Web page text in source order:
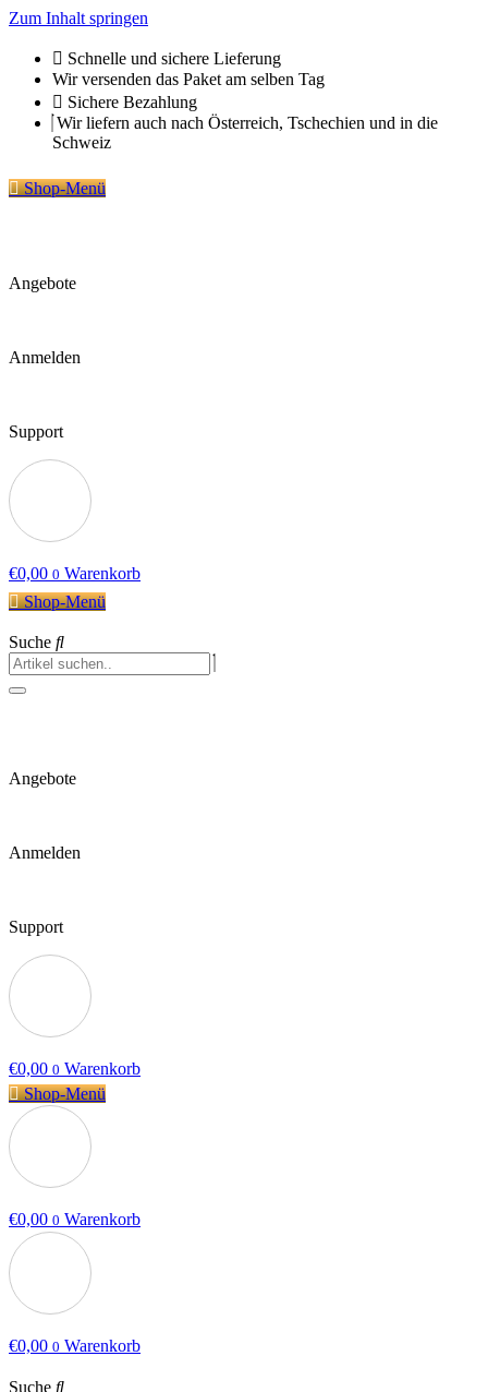
Zum Inhalt springen
Schnelle und sichere Lieferung
Wir versenden das Paket am selben Tag
Sichere Bezahlung
Wir liefern auch nach Österreich, Tschechien und in die
Schweiz
Shop-Menü
Angebote
Anmelden
Support
€0,00 0 Warenkorb
Shop-Menü
Suche
Angebote
Anmelden
Support
€0,00 0 Warenkorb
Shop-Menü
€0,00 0 Warenkorb
€0,00 0 Warenkorb
Suche